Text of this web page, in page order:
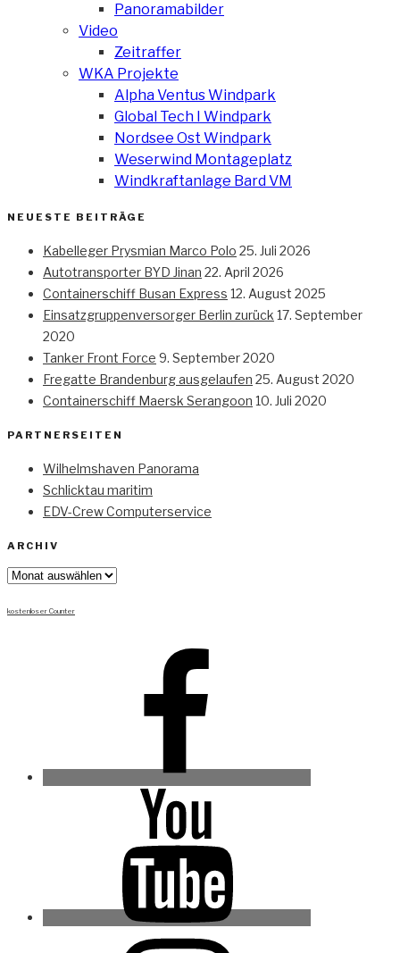
Panoramabilder
Video
Zeitraffer
WKA Projekte
Alpha Ventus Windpark
Global Tech I Windpark
Nordsee Ost Windpark
Weserwind Montageplatz
Windkraftanlage Bard VM
NEUESTE BEITRÄGE
Kabelleger Prysmian Marco Polo 25. Juli 2026
Autotransporter BYD Jinan 22. April 2026
Containerschiff Busan Express 12. August 2025
Einsatzgruppenversorger Berlin zurück 17. September
2020
Tanker Front Force 9. September 2020
Fregatte Brandenburg ausgelaufen 25. August 2020
Containerschiff Maersk Serangoon 10. Juli 2020
PARTNERSEITEN
Wilhelmshaven Panorama
Schlicktau maritim
EDV-Crew Computerservice
ARCHIV
Archiv
kostenloser Counter